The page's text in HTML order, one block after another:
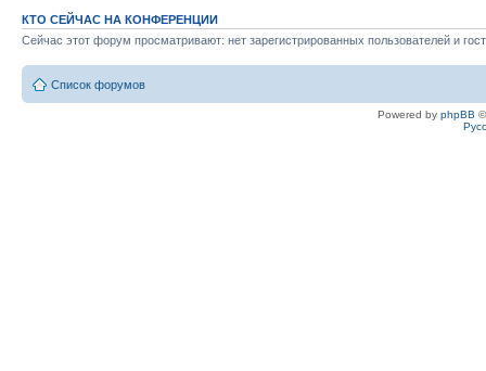
КТО СЕЙЧАС НА КОНФЕРЕНЦИИ
Сейчас этот форум просматривают: нет зарегистрированных пользователей и
Список форумов
Powered by phpBB